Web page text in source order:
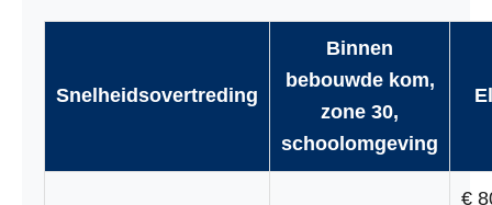
Snelheidsovertreding
Binnen
bebouwde kom,
zone 30,
schoolomgeving
€